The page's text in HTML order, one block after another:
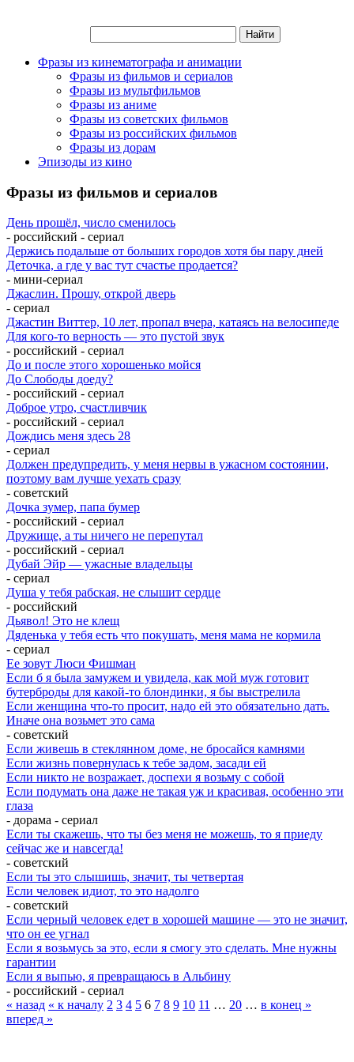
Фразы из кинематографа и анимации
Фразы из фильмов и сериалов
Фразы из мультфильмов
Фразы из аниме
Фразы из советских фильмов
Фразы из российских фильмов
Фразы из дорам
Эпизоды из кино
Фразы из фильмов и сериалов
День прошёл, число сменилось
- российский - сериал
Держись подальше от больших городов хотя бы пару дней
Деточка, а где у вас тут счастье продается?
- мини-сериал
Джаслин. Прошу, открой дверь
- сериал
Джастин Виттер, 10 лет, пропал вчера, катаясь на велосипеде
Для кого-то верность — это пустой звук
- российский - сериал
До и после этого хорошенько мойся
До Слободы доеду?
- российский - сериал
Доброе утро, счастливчик
- российский - сериал
Дождись меня здесь 28
- сериал
Должен предупредить, у меня нервы в ужасном состоянии,
поэтому вам лучше уехать сразу
- советский
Дочка зумер, папа бумер
- российский - сериал
Дружище, а ты ничего не перепутал
- российский - сериал
Дубай Эйр — ужасные владельцы
- сериал
Душа у тебя рабская, не слышит сердце
- российский
Дьявол! Это не клещ
Дяденька у тебя есть что покушать, меня мама не кормила
- сериал
Ее зовут Люси Фишман
Если б я была замужем и увидела, как мой муж готовит
бутерброды для какой-то блондинки, я бы выстрелила
Если женщина что-то просит, надо ей это обязательно дать.
Иначе она возьмет это сама
- советский
Если живешь в стеклянном доме, не бросайся камнями
Если жизнь повернулась к тебе задом, засади ей
Если никто не возражает, доспехи я возьму с собой
Если подумать она даже не такая уж и красивая, особенно эти
глаза
- дорама - сериал
Если ты скажешь, что ты без меня не можешь, то я приеду
сейчас же и навсегда!
- советский
Если ты это слышишь, значит, ты четвертая
Если человек идиот, то это надолго
- советский
Если черный человек едет в хорошей машине — это не значит,
что он ее угнал
Если я возьмусь за это, если я смогу это сделать. Мне нужны
гарантии
Если я выпью, я превращаюсь в Альбину
- российский - сериал
« назад « к началу 2 3 4 5 6 7 8 9 10 11 … 20 … в конец »
вперед »